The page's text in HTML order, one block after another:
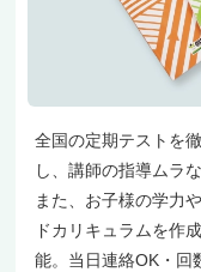
全国の定期テストを
し、講師の指導ムラ
また、お子様の学力
ドカリキュラムを作
能。当日連絡OK・回